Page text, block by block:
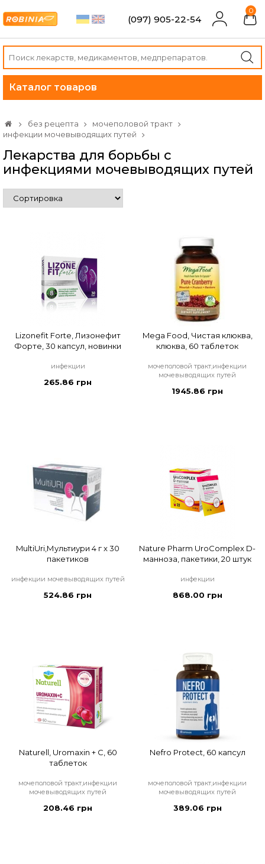
(097) 905-22-54
0
Каталог товаров
без рецепта
мочеполовой тракт
инфекции мочевыводящих путей
Лекарства для борьбы с
инфекциями мочевыводящих путей
Lizonefit Forte, Лизонефит
Форте, 30 капсул, новинки
инфекции
265.86 грн
Mega Food, Чистая клюква,
клюква, 60 таблеток
мочеполовой тракт,инфекции
мочевыводящих путей
1945.86 грн
MultiUri,Мультиури 4 г x 30
пакетиков
инфекции мочевыводящих путей
524.86 грн
Nature Pharm UroComplex D-
манноза, пакетики, 20 штук
инфекции
868.00 грн
Naturell, Uromaxin + С, 60
таблеток
мочеполовой тракт,инфекции
мочевыводящих путей
208.46 грн
Nefro Protect, 60 капсул
мочеполовой тракт,инфекции
мочевыводящих путей
389.06 грн